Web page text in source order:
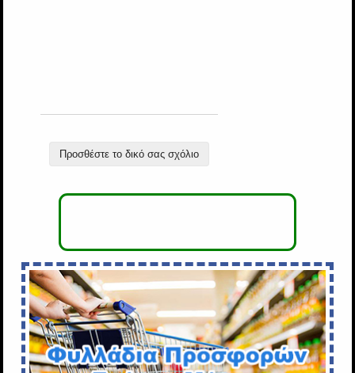
Προσθέστε το δικό σας σχόλιο